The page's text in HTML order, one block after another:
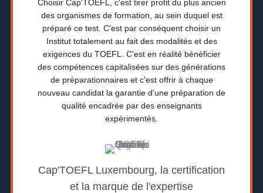
Choisir Cap'TOEFL, c'est tirer profit du plus ancien
des organismes de formation, au sein duquel est
préparé ce test. C'est par conséquent choisir un
Institut totalement au fait des modalités et des
exigences du TOEFL. C'est en réalité bénéficier
des compétences capitalisées sur des générations
de préparationnaires et c'est offrir à chaque
nouveau candidat la garantie d'une préparation de
qualité encadrée par des enseignants
expérimentés.
Cap'TOEFL Luxembourg, la certification
et la marque de l'expertise